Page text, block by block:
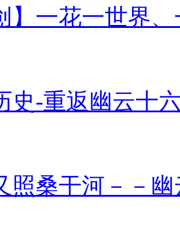
】一花一世界
史-重返幽云十
照桑干河－－